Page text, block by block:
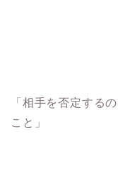
「相手を否定する
こと」